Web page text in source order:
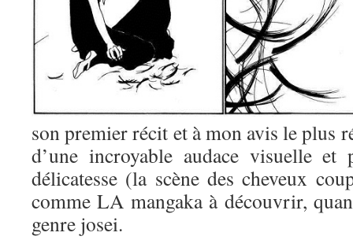
son premier récit et à mon avis le plus
d’une incroyable audace visuelle et
délicatesse (la scène des cheveux
comme LA mangaka à découvrir,
genre josei.